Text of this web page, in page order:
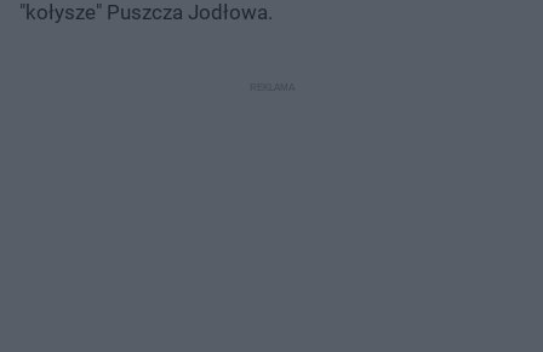
"kołysze" Puszcza Jodłowa.